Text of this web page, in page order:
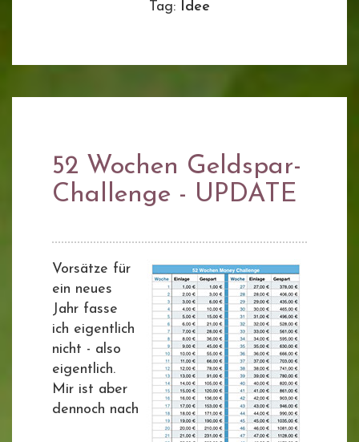
Tag: Idee
52 Wochen Geldspar-
Challenge - UPDATE
Vorsätze für
ein neues
Jahr fasse
ich eigentlich
nicht - also
eigentlich.
Mir ist aber
dennoch nach